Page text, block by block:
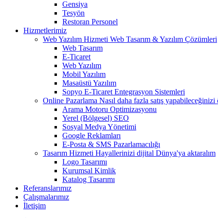
Gensiya
Tesyön
Restoran Personel
Hizmetlerimiz
Web Yazılım Hizmeti Web Tasarım & Yazılım Çözümleri
Web Tasarım
E-Ticaret
Web Yazılım
Mobil Yazılım
Masaüstü Yazılım
Sopyo E-Ticaret Entegrasyon Sistemleri
Online Pazarlama Nasıl daha fazla satış yapabileceğinizi
Arama Motoru Optimizasyonu
Yerel (Bölgesel) SEO
Sosyal Medya Yönetimi
Google Reklamları
E-Posta & SMS Pazarlamacılığı
Tasarım Hizmeti Hayallerinizi dijital Dünya'ya aktaralım
Logo Tasarımı
Kurumsal Kimlik
Katalog Tasarımı
Referanslarımız
Çalışmalarımız
İletişim